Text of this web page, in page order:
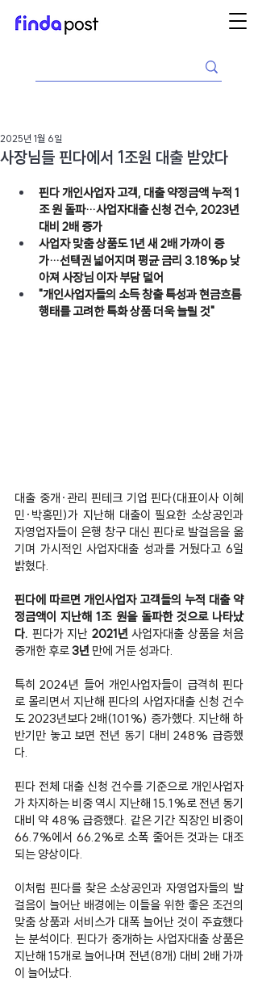
사장님들 핀다에서 1조원 대출 받았다
2025년 1월 6일
핀다 개인사업자 고객, 대출 약정금액 누적 1
조 원 돌파…사업자대출 신청 건수, 2023년
대비 2배 증가
사업자 맞춤 상품도 1년 새 2배 가까이 증
가…선택권 넓어지며 평균 금리 3.18%p 낮
아져 사장님 이자 부담 덜어
"개인사업자들의 소득 창출 특성과 현금흐름
행태를 고려한 특화 상품 더욱 늘릴 것"
대출 중개·관리 핀테크 기업 핀다(대표이사 이혜
민·박홍민)가 지난해 대출이 필요한 소상공인과
자영업자들이 은행 창구 대신 핀다로 발걸음을 옮
기며 가시적인 사업자대출 성과를 거뒀다고 6일
밝혔다.
핀다에 따르면 개인사업자 고객들의 누적 대출 약
정금액이 지난해 1조 원을 돌파한 것으로 나타났
다. 핀다가 지난 2021년 사업자대출 상품을 처음
중개한 후로 3년 만에 거둔 성과다.
특히 2024년 들어 개인사업자들이 급격히 핀다
로 몰리면서 지난해 핀다의 사업자대출 신청 건수
도 2023년보다 2배(101%) 증가했다. 지난해 하
반기만 놓고 보면 전년 동기 대비 248% 급증했
다.
핀다 전체 대출 신청 건수를 기준으로 개인사업자
가 차지하는 비중 역시 지난해 15.1%로 전년 동기
대비 약 48% 급증했다. 같은 기간 직장인 비중이
66.7%에서 66.2%로 소폭 줄어든 것과는 대조
되는 양상이다.
이처럼 핀다를 찾은 소상공인과 자영업자들의 발
걸음이 늘어난 배경에는 이들을 위한 좋은 조건의
맞춤 상품과 서비스가 대폭 늘어난 것이 주효했다
는 분석이다. 핀다가 중개하는 사업자대출 상품은
지난해 15개로 늘어나며 전년(8개) 대비 2배 가까
이 늘어났다.